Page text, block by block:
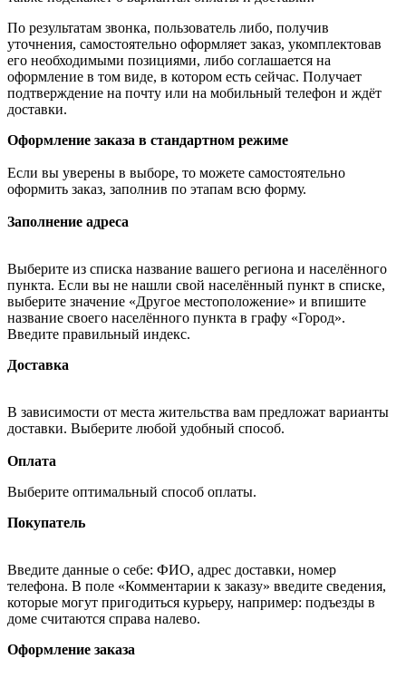
По результатам звонка, пользователь либо, получив
уточнения, самостоятельно оформляет заказ, укомплектовав
его необходимыми позициями, либо соглашается на
оформление в том виде, в котором есть сейчас. Получает
подтверждение на почту или на мобильный телефон и ждёт
доставки.
Оформление заказа в стандартном режиме
Если вы уверены в выборе, то можете самостоятельно
оформить заказ, заполнив по этапам всю форму.
Заполнение адреса
Выберите из списка название вашего региона и населённого
пункта. Если вы не нашли свой населённый пункт в списке,
выберите значение «Другое местоположение» и впишите
название своего населённого пункта в графу «Город».
Введите правильный индекс.
Доставка
В зависимости от места жительства вам предложат варианты
доставки. Выберите любой удобный способ.
Оплата
Выберите оптимальный способ оплаты.
Покупатель
Введите данные о себе: ФИО, адрес доставки, номер
телефона. В поле «Комментарии к заказу» введите сведения,
которые могут пригодиться курьеру, например: подъезды в
доме считаются справа налево.
Оформление заказа